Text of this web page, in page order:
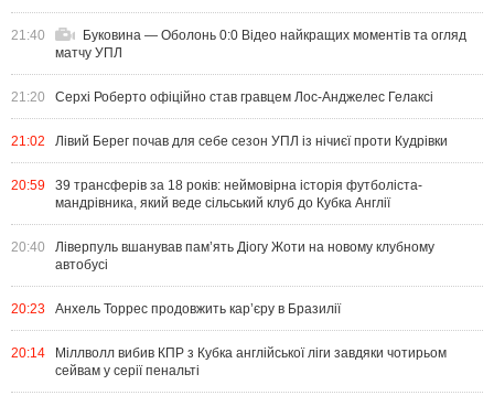
21:40
Буковина — Оболонь 0:0 Відео найкращих моментів та огляд
матчу УПЛ
21:20 Серхі Роберто офіційно став гравцем Лос-Анджелес Гелаксі
21:02 Лівий Берег почав для себе сезон УПЛ із нічиєї проти Кудрівки
20:59
39 трансферів за 18 років: неймовірна історія футболіста-
мандрівника, який веде сільський клуб до Кубка Англії
20:40
Ліверпуль вшанував пам’ять Діогу Жоти на новому клубному
автобусі
20:23 Анхель Торрес продовжить кар’єру в Бразилії
20:14
Міллволл вибив КПР з Кубка англійської ліги завдяки чотирьом
сейвам у серії пенальті